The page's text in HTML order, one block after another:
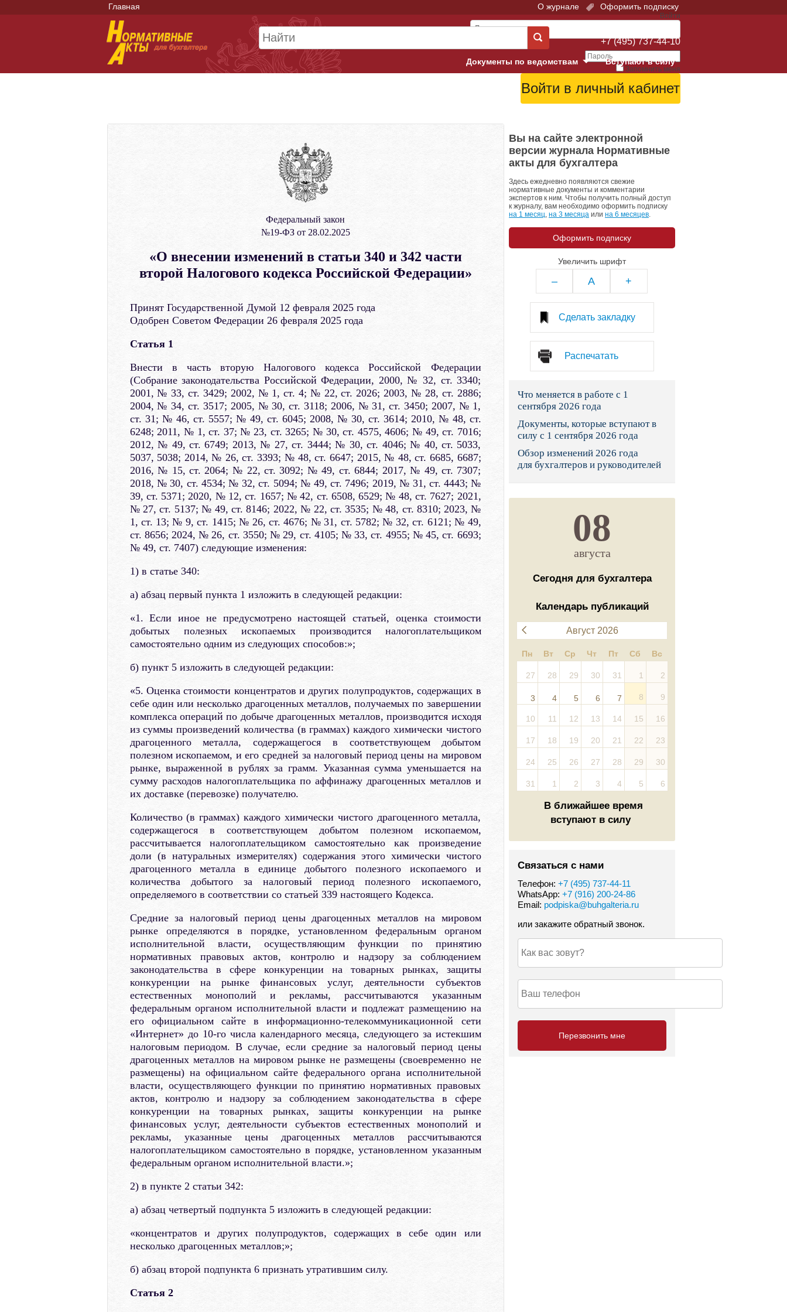
Главная О журнале Оформить подписку
Войти
Запомнить меня
+7 (495) 737-44-10
Вступают в силу
Документы по ведомствам
Арбитражные суды
Верховный Суд
Гострудинспекция в г. Москве
Конституционный Суд
Президент: законы и указы
Социальный фонд России
Суд общей юрисдикции
Федеральная налоговая служба
Фонд социального страхования
Остальные ведомства
Федеральный закон
№19-ФЗ от 28.02.2025
«О внесении изменений в статьи 340 и 342 части
второй Налогового кодекса Российской Федерации»
Принят Государственной Думой 12 февраля 2025 года
Одобрен Советом Федерации 26 февраля 2025 года
Статья 1
Внести в часть вторую Налогового кодекса Российской Федерации
(Собрание законодательства Российской Федерации, 2000, № 32, ст. 3340;
2001, № 33, ст. 3429; 2002, № 1, ст. 4; № 22, ст. 2026; 2003, № 28, ст. 2886;
2004, № 34, ст. 3517; 2005, № 30, ст. 3118; 2006, № 31, ст. 3450; 2007, № 1,
ст. 31; № 46, ст. 5557; № 49, ст. 6045; 2008, № 30, ст. 3614; 2010, № 48, ст.
6248; 2011, № 1, ст. 37; № 23, ст. 3265; № 30, ст. 4575, 4606; № 49, ст. 7016;
2012, № 49, ст. 6749; 2013, № 27, ст. 3444; № 30, ст. 4046; № 40, ст. 5033,
5037, 5038; 2014, № 26, ст. 3393; № 48, ст. 6647; 2015, № 48, ст. 6685, 6687;
2016, № 15, ст. 2064; № 22, ст. 3092; № 49, ст. 6844; 2017, № 49, ст. 7307;
2018, № 30, ст. 4534; № 32, ст. 5094; № 49, ст. 7496; 2019, № 31, ст. 4443; №
39, ст. 5371; 2020, № 12, ст. 1657; № 42, ст. 6508, 6529; № 48, ст. 7627; 2021,
№ 27, ст. 5137; № 49, ст. 8146; 2022, № 22, ст. 3535; № 48, ст. 8310; 2023, №
1, ст. 13; № 9, ст. 1415; № 26, ст. 4676; № 31, ст. 5782; № 32, ст. 6121; № 49,
ст. 8656; 2024, № 26, ст. 3550; № 29, ст. 4105; № 33, ст. 4955; № 45, ст. 6693;
№ 49, ст. 7407) следующие изменения:
1) в статье 340:
а) абзац первый пункта 1 изложить в следующей редакции:
«1. Если иное не предусмотрено настоящей статьей, оценка стоимости
добытых полезных ископаемых производится налогоплательщиком
самостоятельно одним из следующих способов:»;
б) пункт 5 изложить в следующей редакции:
«5. Оценка стоимости концентратов и других полупродуктов, содержащих в
себе один или несколько драгоценных металлов, получаемых по завершении
комплекса операций по добыче драгоценных металлов, производится исходя
из суммы произведений количества (в граммах) каждого химически чистого
драгоценного металла, содержащегося в соответствующем добытом
полезном ископаемом, и его средней за налоговый период цены на мировом
рынке, выраженной в рублях за грамм. Указанная сумма уменьшается на
сумму расходов налогоплательщика по аффинажу драгоценных металлов и
их доставке (перевозке) получателю.
Количество (в граммах) каждого химически чистого драгоценного металла,
содержащегося в соответствующем добытом полезном ископаемом,
рассчитывается налогоплательщиком самостоятельно как произведение
доли (в натуральных измерителях) содержания этого химически чистого
драгоценного металла в единице добытого полезного ископаемого и
количества добытого за налоговый период полезного ископаемого,
определяемого в соответствии со статьей 339 настоящего Кодекса.
Средние за налоговый период цены драгоценных металлов на мировом
рынке определяются в порядке, установленном федеральным органом
исполнительной власти, осуществляющим функции по принятию
нормативных правовых актов, контролю и надзору за соблюдением
законодательства в сфере конкуренции на товарных рынках, защиты
конкуренции на рынке финансовых услуг, деятельности субъектов
естественных монополий и рекламы, рассчитываются указанным
федеральным органом исполнительной власти и подлежат размещению на
его официальном сайте в информационно-телекоммуникационной сети
«Интернет» до 10-го числа календарного месяца, следующего за истекшим
налоговым периодом. В случае, если средние за налоговый период цены
драгоценных металлов на мировом рынке не размещены (своевременно не
размещены) на официальном сайте федерального органа исполнительной
власти, осуществляющего функции по принятию нормативных правовых
актов, контролю и надзору за соблюдением законодательства в сфере
конкуренции на товарных рынках, защиты конкуренции на рынке
финансовых услуг, деятельности субъектов естественных монополий и
рекламы, указанные цены драгоценных металлов рассчитываются
налогоплательщиком самостоятельно в порядке, установленном указанным
федеральным органом исполнительной власти.»;
2) в пункте 2 статьи 342:
а) абзац четвертый подпункта 5 изложить в следующей редакции:
«концентратов и других полупродуктов, содержащих в себе один или
несколько драгоценных металлов;»;
б) абзац второй подпункта 6 признать утратившим силу.
Статья 2
Вы на сайте электронной
версии журнала Нормативные
акты для бухгалтера
Здесь ежедневно появляются свежие
нормативные документы и комментарии
экспертов к ним. Чтобы получить полный доступ
к журналу, вам необходимо оформить подписку
на 1 месяц, на 3 месяца или на 6 месяцев.
Оформить подписку
Увеличить шрифт
– A +
Сделать закладку
Распечатать
Что меняется в работе с 1
сентября 2026 года
Документы, которые вступают в
силу с 1 сентября 2026 года
Обзор изменений 2026 года
для бухгалтеров и руководителей
08
августа
Сегодня для бухгалтера
Календарь публикаций
Август 2026
Пн Вт Ср Чт Пт Сб Вс
27 28 29 30 31 1 2
3 4 5 6 7 8 9
10 11 12 13 14 15 16
17 18 19 20 21 22 23
24 25 26 27 28 29 30
31 1 2 3 4 5 6
В ближайшее время
вступают в силу
Связаться с нами
Телефон: +7 (495) 737-44-11
WhatsApp: +7 (916) 200-24-86
Email: podpiska@buhgalteria.ru
или закажите обратный звонок.